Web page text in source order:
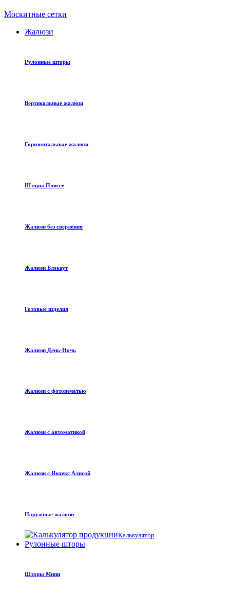
Москитные сетки
Жалюзи
Рулонные шторы
Вертикальные жалюзи
Горизонтальные жалюзи
Шторы Плиссе
Жалюзи без сверления
Жалюзи Блэкаут
Готовые изделия
Жалюзи День-Ночь
Жалюзи с фотопечатью
Жалюзи с автоматикой
Жалюзи с Яндекс Алисой
Наружные жалюзи
Калькулятор
Рулонные шторы
Шторы Мини